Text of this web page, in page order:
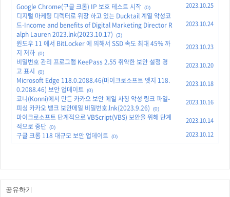
Google Chrome(구글 크롬) IP 보호 테스트 시작 (0) 2023.10.25
디지털 마케팅 디렉터로 위장 하고 있는 Ducktail 계열 악성코
드-Income and benefits of Digital Marketing Director R
alph Lauren 2023.lnk(2023.10.17)
(3)
2023.10.24
윈도우 11 에서 BitLocker 에 의해서 SSD 속도 최대 45% 까
지 저하 (0)
2023.10.23
비밀번호 관리 프로그램 KeePass 2.55 취약한 보안 설정 경
고 표시
(0)
2023.10.20
Microsoft Edge 118.0.2088.46(마이크로소프트 엣지 118.
0.2088.46) 보안 업데이트 (0)
2023.10.18
코니(Konni)에서 만든 카카오 보안 메일 사칭 악성 링크 파일-
피싱 카카오 뱅크 보안메일 비밀번호.lnk(2023.9.26)
(0)
2023.10.16
마이크로소프트 단계적으로 VBScript(VBS) 보안을 위해 단계
적으로 중단 (0)
2023.10.14
구글 크롬 118 대규모 보안 업데이트 (0) 2023.10.12
공유하기